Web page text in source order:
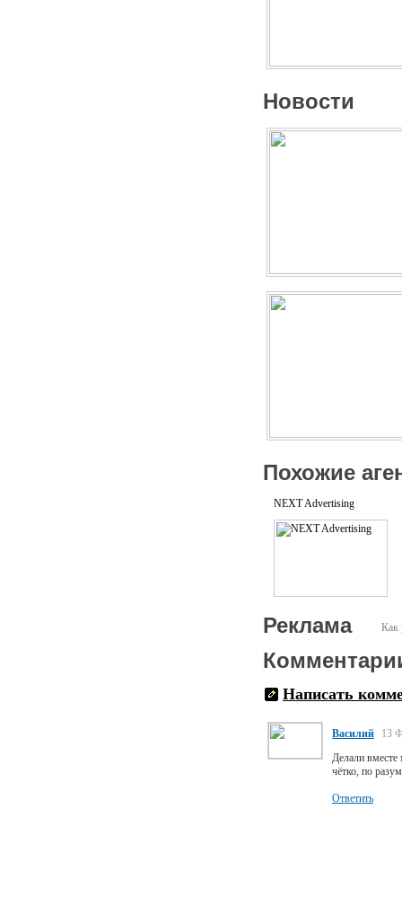
Новости
Похожие
NEXT Advertising
Как
Реклама
Написать
Василий
13
Делали вместе
чётко, по
Ответить